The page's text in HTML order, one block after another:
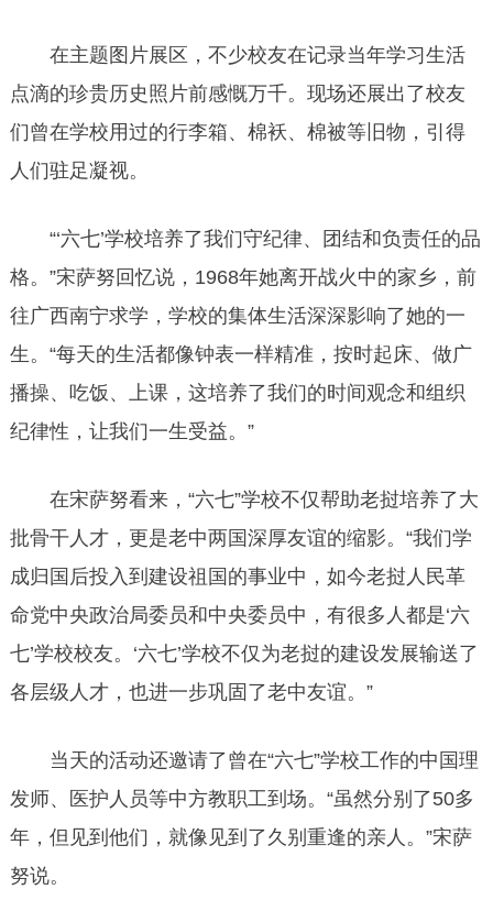
在主题图片展区，不少校友在记录当年学习生活
点滴的珍贵历史照片前感慨万千。现场还展出了校友
们曾在学校用过的行李箱、棉袄、棉被等旧物，引得
人们驻足凝视。
“‘六七’学校培养了我们守纪律、团结和负责任的品
格。”宋萨努回忆说，1968年她离开战火中的家乡，前
往广西南宁求学，学校的集体生活深深影响了她的一
生。“每天的生活都像钟表一样精准，按时起床、做广
播操、吃饭、上课，这培养了我们的时间观念和组织
纪律性，让我们一生受益。”
在宋萨努看来，“六七”学校不仅帮助老挝培养了大
批骨干人才，更是老中两国深厚友谊的缩影。“我们学
成归国后投入到建设祖国的事业中，如今老挝人民革
命党中央政治局委员和中央委员中，有很多人都是‘六
七’学校校友。‘六七’学校不仅为老挝的建设发展输送了
各层级人才，也进一步巩固了老中友谊。”
当天的活动还邀请了曾在“六七”学校工作的中国理
发师、医护人员等中方教职工到场。“虽然分别了50多
年，但见到他们，就像见到了久别重逢的亲人。”宋萨
努说。